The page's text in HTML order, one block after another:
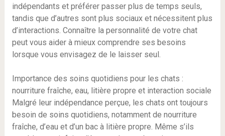
indépendants et préférer passer plus de temps seuls,
tandis que d’autres sont plus sociaux et nécessitent plus
d’interactions. Connaître la personnalité de votre chat
peut vous aider à mieux comprendre ses besoins
lorsque vous envisagez de le laisser seul.
Importance des soins quotidiens pour les chats :
nourriture fraîche, eau, litière propre et interaction sociale
Malgré leur indépendance perçue, les chats ont toujours
besoin de soins quotidiens, notamment de nourriture
fraîche, d’eau et d’un bac à litière propre. Même s’ils